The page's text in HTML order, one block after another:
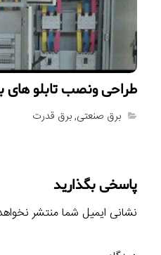
طراحى ونصب تابلو هاى
برق صنعتی,برق قدرت
پاسخی بگذارید
نشانی ایمیل شما منتشر